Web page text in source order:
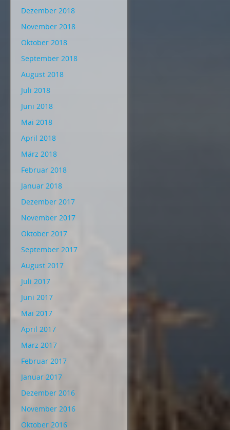
Dezember 2018
November 2018
Oktober 2018
September 2018
August 2018
Juli 2018
Juni 2018
Mai 2018
April 2018
März 2018
Februar 2018
Januar 2018
Dezember 2017
November 2017
Oktober 2017
September 2017
August 2017
Juli 2017
Juni 2017
Mai 2017
April 2017
März 2017
Februar 2017
Januar 2017
Dezember 2016
November 2016
Oktober 2016